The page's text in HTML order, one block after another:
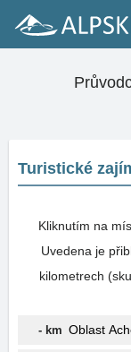
Turistické
Kliknutím na
Uvedena je
kilometrech
- km Oblast